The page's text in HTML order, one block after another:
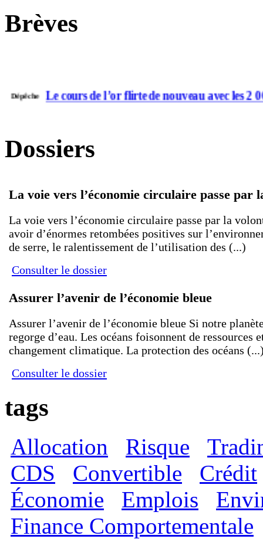
Brèves
Le cours de l’or flirte de nouveau avec les 2
prononcée en France
Dépêche La Chine déclare illégales les cryptomonnaies
Dépêche Lagardère : Rumeurs de presse sur un
Dépêche Collecte mensuelle en avril 2020 sur le
Dossiers
La voie vers l’économie circulaire passe par
La voie vers l’économie circulaire passe par la
avoir d’énormes retombées positives sur
de serre, le ralentissement de l’utilisation des (...)
Consulter le dossier
Assurer l’avenir de l’économie bleue
Assurer l’avenir de l’économie bleue Si notre
regorge d’eau. Les océans foisonnent de
changement climatique. La protection des océans
Consulter le dossier
tags
Allocation Risque
CDS
Convertible
Crédit
Économie
Emplois
Finance Comportementale